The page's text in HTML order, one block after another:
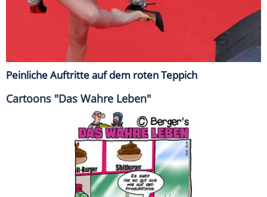
Peinliche Auftritte auf dem roten Teppich
Cartoons "Das Wahre Leben"